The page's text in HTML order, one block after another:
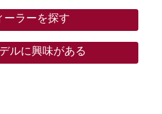
ーラーを探す
ルに興味がある